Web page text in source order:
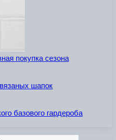
покупка сезона
шапок
базового гардероба